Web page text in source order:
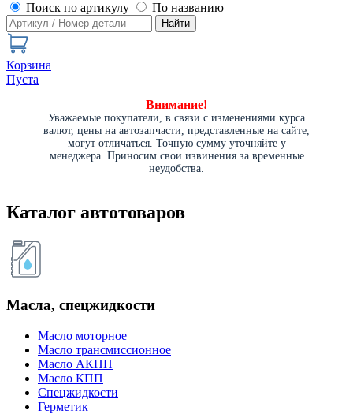
Поиск по артикулу По названию
Найти
Корзина
Пуста
Внимание!
Уважаемые покупатели, в связи с изменениями курса
валют, цены на автозапчасти, представленные на сайте,
могут отличаться. Точную сумму уточняйте у
менеджера. Приносим свои извинения за временные
неудобства.
Каталог автотоваров
Масла, спецжидкости
Масло моторное
Масло трансмиссионное
Масло АКПП
Масло КПП
Спецжидкости
Герметик